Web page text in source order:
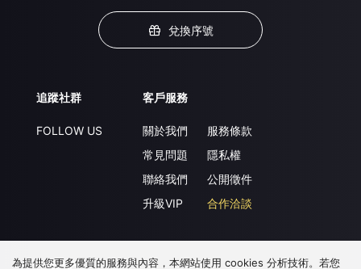
兌換序號
追蹤社群
FOLLOW US
客戶服務
關於我們
常見問題
聯絡我們
升級VIP
服務條款
隱私權
公開徵件
合作洽談
下載 APP
為提供您更多優質的服務與內容，本網站使用 cookies 分析技術。若您